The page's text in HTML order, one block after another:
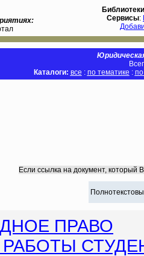
Библиотеки
Сервисы:
Каталоги: все : по тематике :
Если ссылка на документ, который
ПРАВО